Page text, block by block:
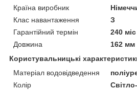
Країна виробник
Клас навантаження
З
Гарантійний термін
240 міс
Довжина
162 мм
Користувальницькі
Матеріал водовідведення
Колір